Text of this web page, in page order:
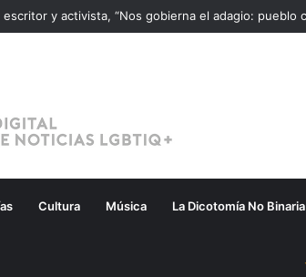
Cultura Música La Dicotomía No Binaria